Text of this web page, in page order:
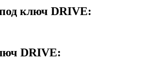
ключ DRIVE:
DRIVE: